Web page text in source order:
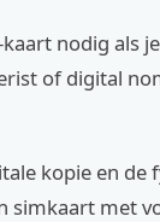
nodig als
of digital
kopie en de
simkaart met